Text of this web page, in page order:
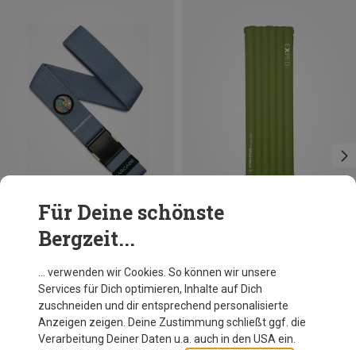
Du sparst 16%
Für Deine schönste
Bergzeit...
… verwenden wir Cookies. So können wir unsere
Services für Dich optimieren, Inhalte auf Dich
zuschneiden und dir entsprechend personalisierte
Anzeigen zeigen. Deine Zustimmung schließt ggf. die
Verarbeitung Deiner Daten u.a. auch in den USA ein.